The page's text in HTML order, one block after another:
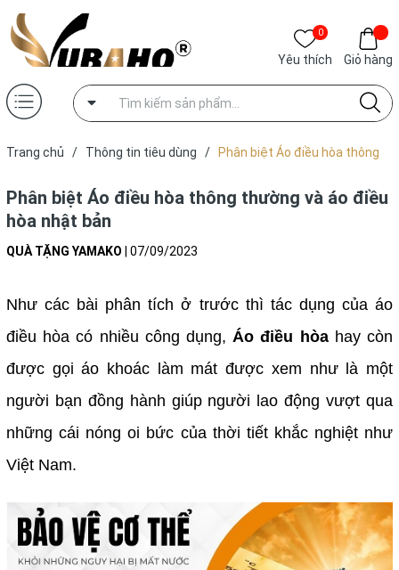
0
Yêu thích Giỏ hàng
Trang chủ / Thông tin tiêu dùng /
Phân biệt Áo điều hòa thông
Phân biệt Áo điều hòa thông thường và áo điều
hòa nhật bản
QUÀ TẶNG YAMAKO 07/09/2023
Như các bài phân tích ở trước thì tác dụng của áo
điều hòa có nhiều công dụng,Áo điều hòahay còn
được gọi áo khoác làm mát được xem như là một
người bạn đồng hành giúp người lao động vượt qua
những cái nóng oi bức của thời tiết khắc nghiệt như
Việt Nam.